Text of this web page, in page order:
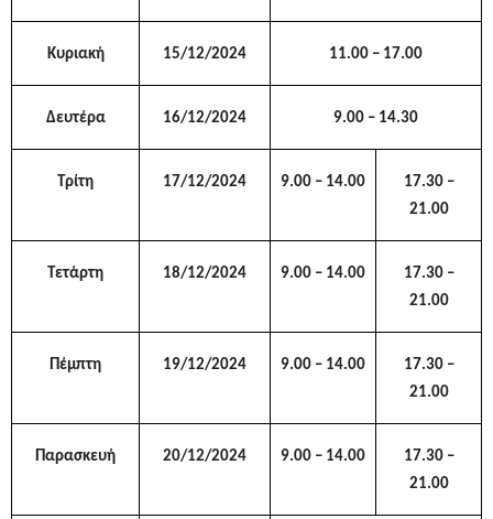
Κυριακή 15/12/2024 11.00 – 17.00
Δευτέρα 16/12/2024 9.00 – 14.30
Τρίτη 17/12/2024 9.00 – 14.00
17.30 –
21.00
Τετάρτη 18/12/2024 9.00 – 14.00
17.30 –
21.00
Πέμπτη 19/12/2024 9.00 – 14.00
17.30 –
21.00
Παρασκευή 20/12/2024 9.00 – 14.00
17.30 –
21.00